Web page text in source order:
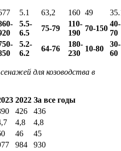
5.1 63,2 160 49
5.5-
6.5
75-79
110-
190
70-150
40-
70
5.2-
6.2
64-76
180-
230
10-80
30-
60
для козоводства в
2022 За все годы
426
436
4,8
4,8
46
45
984
930